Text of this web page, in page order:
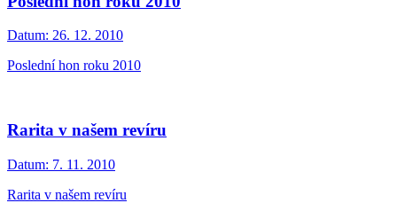
Datum: 26. 12. 2010
Poslední hon roku 2010
Rarita v našem revíru
Datum: 7. 11. 2010
Rarita v našem revíru